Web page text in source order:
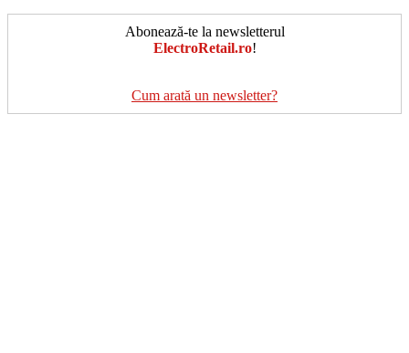
Abonează-te la newsletterul
ElectroRetail.ro!
Cum arată un newsletter?